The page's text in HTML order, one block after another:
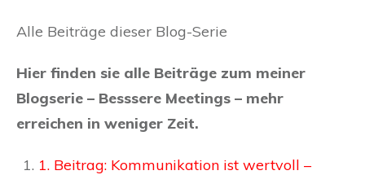
Alle Beiträge dieser Blog-Serie
Hier finden sie alle Beiträge zum meiner
Blogserie – Besssere Meetings – mehr
erreichen in weniger Zeit.
1. Beitrag: Kommunikation ist wertvoll –